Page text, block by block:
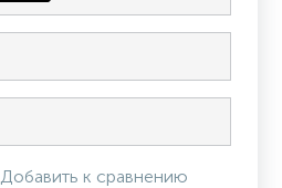
Добавить к сравнению